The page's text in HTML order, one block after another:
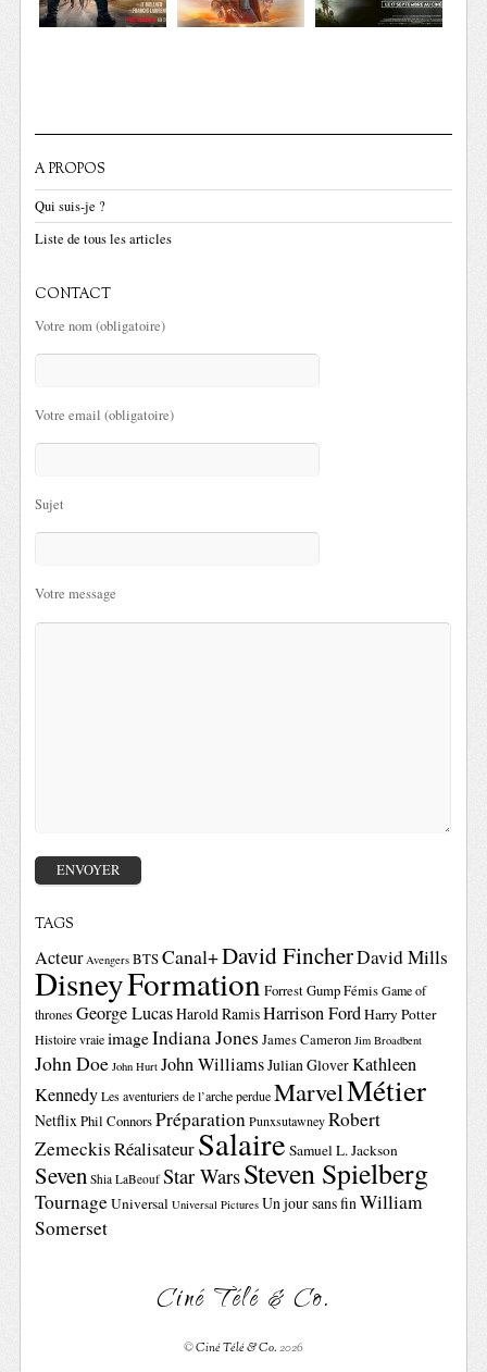
A PROPOS
Qui suis-je ?
Liste de tous les articles
CONTACT
Votre nom (obligatoire)
Votre email (obligatoire)
Sujet
Votre message
TAGS
Acteur Avengers BTSCanal+David FincherDavid Mills
DisneyFormation Forrest GumpFémis Game of
thrones George LucasHarold RamisHarrison FordHarry Potter
Histoire vraie imageIndiana Jones James Cameron Jim Broadbent
John Doe John Hurt John WilliamsJulian GloverKathleen
Kennedy Les aventuriers de l’arche perdue MarvelMétier
Netflix Phil ConnorsPréparation Punxsutawney Robert
ZemeckisRéalisateurSalaire Samuel L. Jackson
Seven Shia LaBeouf Star WarsSteven Spielberg
TournageUniversal Universal Pictures Un jour sans fin William
Somerset
Ciné Télé & Co.
©Ciné Télé & Co.2026